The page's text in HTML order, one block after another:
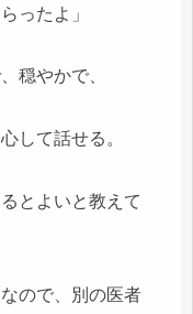
ったよ」
穏やかで、
して話せる。
とよいと教えて
ので、別の医者